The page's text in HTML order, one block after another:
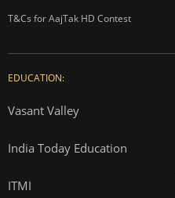
T&Cs for AajTak HD Contest
EDUCATION:
Vasant Valley
India Today Education
ITMI